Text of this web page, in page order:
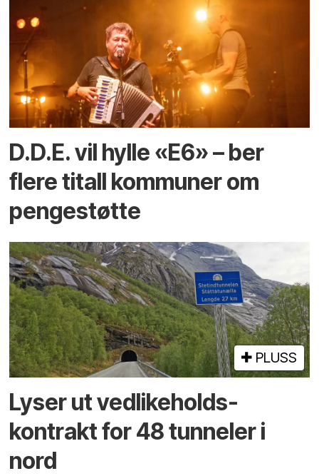
D.D.E. vil hylle «E6» – ber
flere titall kommuner om
pengestøtte
PLUSS
Lyser ut vedlikeholds­
kontrakt for 48 tunneler i
nord